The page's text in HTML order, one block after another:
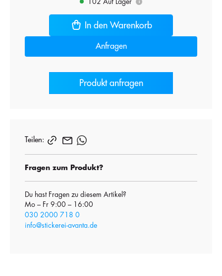
i
In den Warenkorb
Anfragen
Produkt anfragen
Teilen:
Fragen zum Produkt?
Du hast Fragen zu diesem Artikel?
Mo – Fr 9:00 – 16:00
030 2000 718 0
info@stickerei-avanta.de